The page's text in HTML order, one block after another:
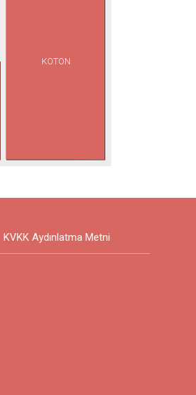
KOTON
KVKK Aydınlatma Metni